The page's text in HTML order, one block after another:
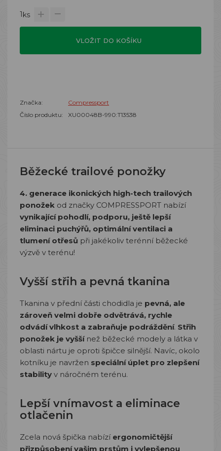
1ks
VLOŽIT DO KOŠÍKU
Značka:
Compressport
Číslo produktu:
XU00048B-990:T13538
Běžecké trailové ponožky
4. generace ikonických high-tech trailových
ponožek od značky COMPRESSPORT nabízí
vynikající pohodlí, podporu, ještě lepší
eliminaci puchýřů, optimální ventilaci a
tlumení otřesů při jakékoliv terénní běžecké
výzvě v terénu!
Vyšší střih a pevná tkanina
Tkanina v přední části chodidla je pevná, ale
zároveň velmi dobře odvětrává, rychle
odvádí vlhkost a zabraňuje podráždění. Střih
ponožek je vyššínež běžecké modely a látka v
oblasti nártu je oproti špičce silnější. Navíc, okolo
kotníku je navržen speciální úplet pro zlepšení
stability v náročném terénu.
Lepší vnímavost a eliminace
otlačenin
Zcela nová špička nabízí ergonomičtější
přizpůsobení vašim prstům i vylepšenou